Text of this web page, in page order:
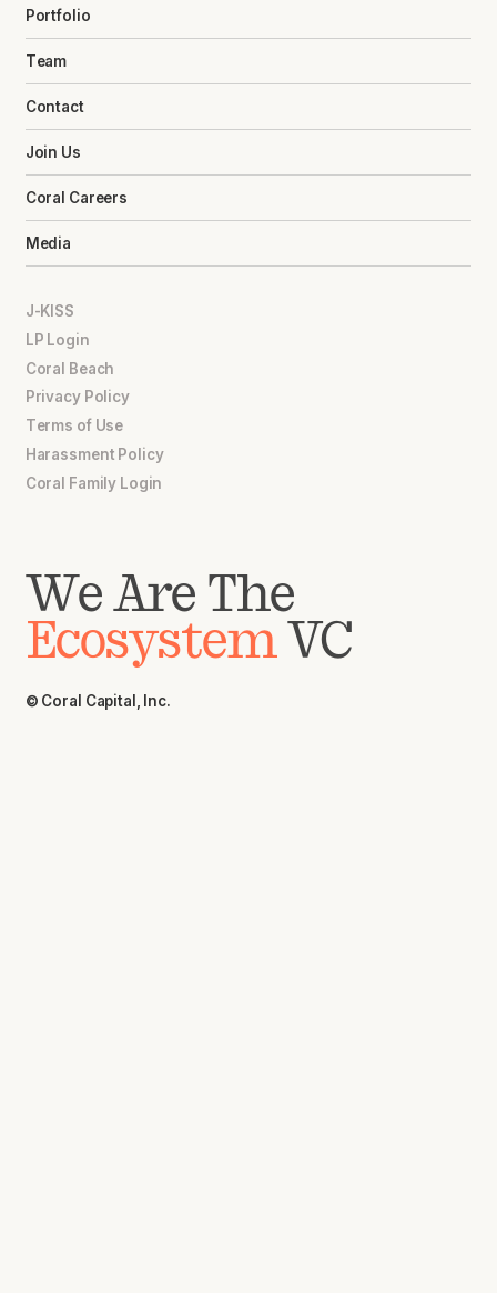
Portfolio
Team
Contact
Join Us
Coral Careers
Media
J-KISS
LP Login
Coral Beach
Privacy Policy
Terms of Use
Harassment Policy
Coral Family Login
We Are The
EcosystemVC
© Coral Capital, Inc.